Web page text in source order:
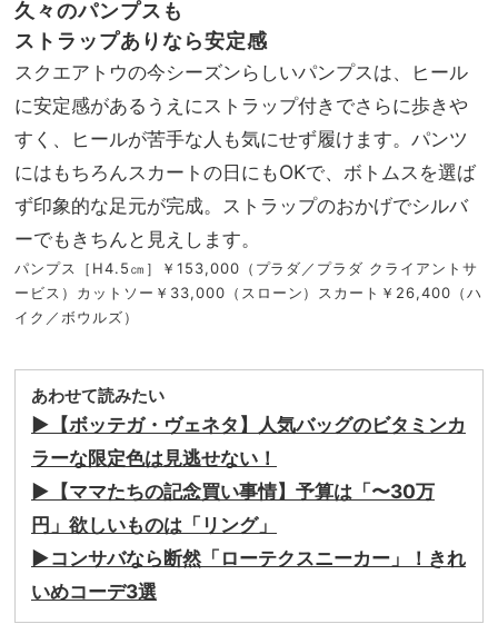
久々のパンプスも
ストラップありなら安定感
スクエアトウの今シーズンらしいパンプスは、ヒール
に安定感があるうえにストラップ付きでさらに歩きや
すく、ヒールが苦手な人も気にせず履けます。パンツ
にはもちろんスカートの日にもOKで、ボトムスを選ば
ず印象的な足元が完成。ストラップのおかげでシルバ
ーでもきちんと見えします。
パンプス［H4.5㎝］￥153,000（プラダ／プラダ クライアントサ
ービス）カットソー￥33,000（スローン）スカート￥26,400（ハ
イク／ボウルズ）
あわせて読みたい
▶︎【ボッテガ・ヴェネタ】人気バッグのビタミンカ
ラーな限定色は見逃せない！
▶︎【ママたちの記念買い事情】予算は「〜30万
円」欲しいものは「リング」
▶︎コンサバなら断然「ローテクスニーカー」！きれ
いめコーデ3選